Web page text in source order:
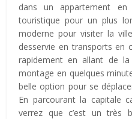
dans un appartement en
touristique pour un plus
moderne pour visiter la
desservie en transports en
rapidement en allant de
montage en quelques
belle option pour se
En parcourant la capitale
verrez que c’est un très